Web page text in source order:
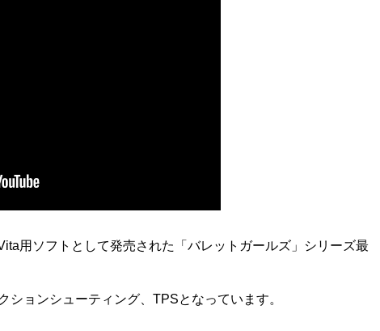
用ソフトとして発売された「バレットガールズ」シリーズ最
ションシューティング、TPSとなっています。